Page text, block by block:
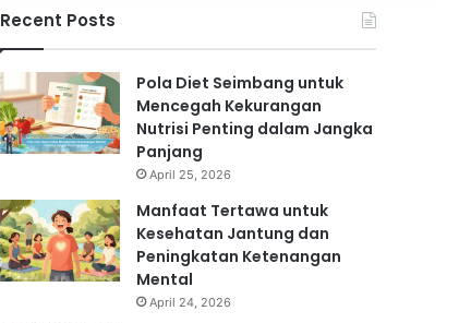
Recent Posts
Pola Diet Seimbang untuk
Mencegah Kekurangan
Nutrisi Penting dalam Jangka
Panjang
April 25, 2026
Manfaat Tertawa untuk
Kesehatan Jantung dan
Peningkatan Ketenangan
Mental
April 24, 2026